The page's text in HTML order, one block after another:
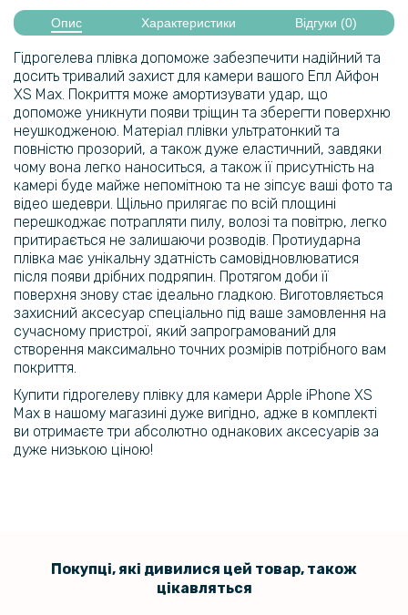
179 грн
Захисне скло Anti-Static Full Screen Full Glue 6D для iPhone XS Max
/ 11 Pro Max​​​, Black
143 грн
179 грн
Захисне скло Anti-Static Full Screen Full Glue 6D для iPhone 12 / 12
Pro​​​, Black
116 грн
129 грн
Силіконовий гель-клей флакон для додаткової фіксації захисного
скла, плівки
159 грн
199 грн
/ Mi Band 4 (3 шт), Transparent
159 грн
Інструмент для ремонту металевих ремінців (для смартгодинників)
Опис Характеристики Відгуки (0)
Гідрогелева плівка допоможе забезпечити надійний та
досить тривалий захист для камери вашого Епл Айфон
XS Max. Покриття може амортизувати удар, що
допоможе уникнути появи тріщин та зберегти поверхню
неушкодженою. Матеріал плівки ультратонкий та
повністю прозорий, а також дуже еластичний, завдяки
чому вона легко наноситься, а також її присутність на
камері буде майже непомітною та не зіпсує ваші фото та
відео шедеври. Щільно прилягає по всій площині
перешкоджає потрапляти пилу, волозі та повітрю, легко
притирається не залишаючи розводів. Протиударна
плівка має унікальну здатність самовідновлюватися
після появи дрібних подряпин. Протягом доби її
поверхня знову стає ідеально гладкою. Виготовляється
захисний аксесуар спеціально під ваше замовлення на
сучасному пристрої, який запрограмований для
створення максимально точних розмірів потрібного вам
покриття.
Купити гідрогелеву плівку для камери Apple iPhone XS
Max в нашому магазині дуже вигідно, адже в комплекті
ви отримаєте три абсолютно однакових аксесуарів за
дуже низькою ціною!
Покупці, які дивилися цей товар, також
цікавляться